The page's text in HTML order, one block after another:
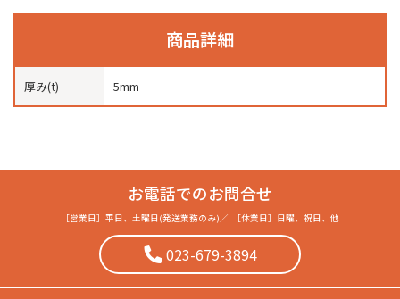
商品詳細
厚み(t) 5mm
お電話でのお問合せ
［営業日］ 平日、土曜日(発送業務のみ) ／ ［休業日］ 日曜、祝日、他
023-679-3894